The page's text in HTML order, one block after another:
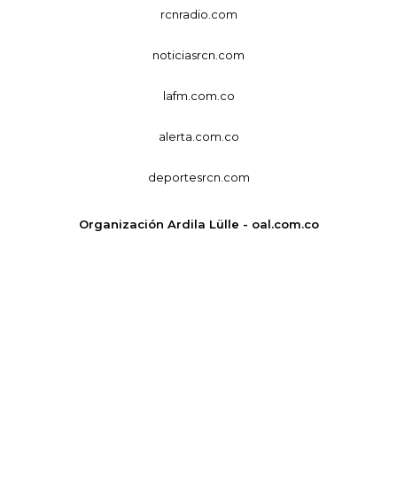
rcnradio.com
noticiasrcn.com
lafm.com.co
alerta.com.co
deportesrcn.com
Organización Ardila Lülle - oal.com.co